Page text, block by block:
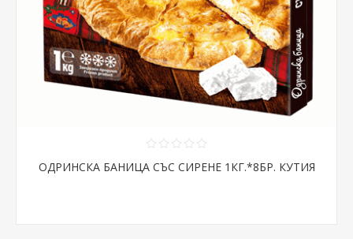
ОДРИНСКА БАНИЦА СЪС СИРЕНЕ 1КГ.*8БР. КУТИЯ